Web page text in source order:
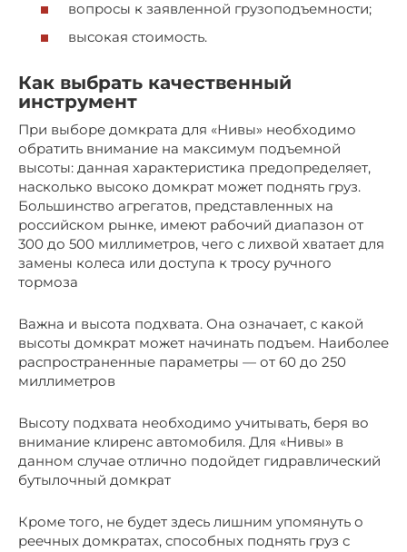
вопросы к заявленной грузоподъемности;
высокая стоимость.
Как выбрать качественный
инструмент
При выборе домкрата для «Нивы» необходимо
обратить внимание на максимум подъемной
высоты: данная характеристика предопределяет,
насколько высоко домкрат может поднять груз.
Большинство агрегатов, представленных на
российском рынке, имеют рабочий диапазон от
300 до 500 миллиметров, чего с лихвой хватает для
замены колеса или доступа к тросу ручного
тормоза
Важна и высота подхвата. Она означает, с какой
высоты домкрат может начинать подъем. Наиболее
распространенные параметры — от 60 до 250
миллиметров
Высоту подхвата необходимо учитывать, беря во
внимание клиренс автомобиля. Для «Нивы» в
данном случае отлично подойдет гидравлический
бутылочный домкрат
Кроме того, не будет здесь лишним упомянуть о
реечных домкратах, способных поднять груз с